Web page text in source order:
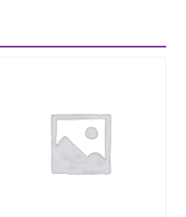
interesarte